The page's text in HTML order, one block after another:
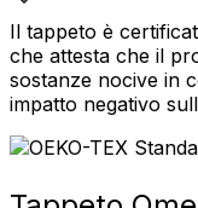
Il tappeto è
che attesta che il
sostanze nocive in
impatto negativo